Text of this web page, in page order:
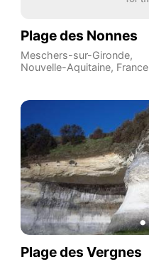
Plage des Nonnes
Meschers-sur-Gironde,
Nouvelle-Aquitaine, France
Plage des Vergnes